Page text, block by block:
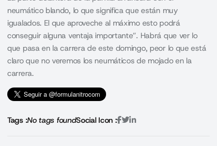
neumático blando, lo que significa que están muy
igualados. El que aproveche al máximo esto podrá
conseguir alguna ventaja importante”. Habrá que ver lo
que pasa en la carrera de este domingo, peor lo que está
claro que no veremos los neumáticos de mojado en la
carrera.
Tags :No tags foundSocial Icon :